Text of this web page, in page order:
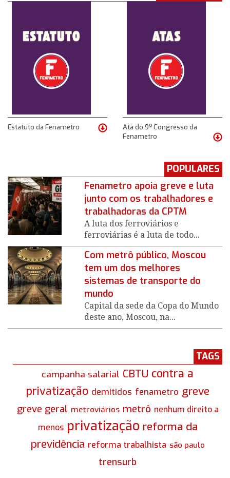
Estatuto da Fenametro
Ata do 9º Congresso da
Fenametro
POPULARES
Fenametro apoia greve e luta
junto com os trabalhadores e
trabalhadoras da CPTM
A luta dos ferroviários e
ferroviárias é a luta de todo...
Com metrô público, Moscou
tem um dos melhores
sistemas de transporte do
mundo
Capital da sede da Copa do Mundo
deste ano, Moscou, na...
TAGS
campanha salarial CBTU contra a
privatização demitidos fenametro greve
greve geral metroviários metrô nenhum direito a
menos privatização reforma da
previdência reforma trabalhista são paulo
trensurb